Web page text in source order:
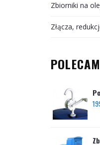
Zbiorniki na
Złącza,